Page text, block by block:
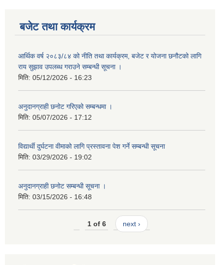
बजेट तथा कार्यक्रम
आर्थिक वर्ष २०८३/८४ को नीति तथा कार्यक्रम, बजेट र योजना छनौटको लागि
राय सुझाव उपलब्ध गराउने सम्बन्धी सूचना ।
मिति: 05/12/2026 - 16:23
अनुदानग्राही छनोट गरिएको सम्बन्धमा ।
मिति: 05/07/2026 - 17:12
विद्यार्थी दुर्घटना वीमाको लागि प्रस्तावना पेश गर्ने सम्बन्धी सूचना
मिति: 03/29/2026 - 19:02
अनुदानग्राही छनोट सम्बन्धी सूचना ।
मिति: 03/15/2026 - 16:48
1 of 6 next ›